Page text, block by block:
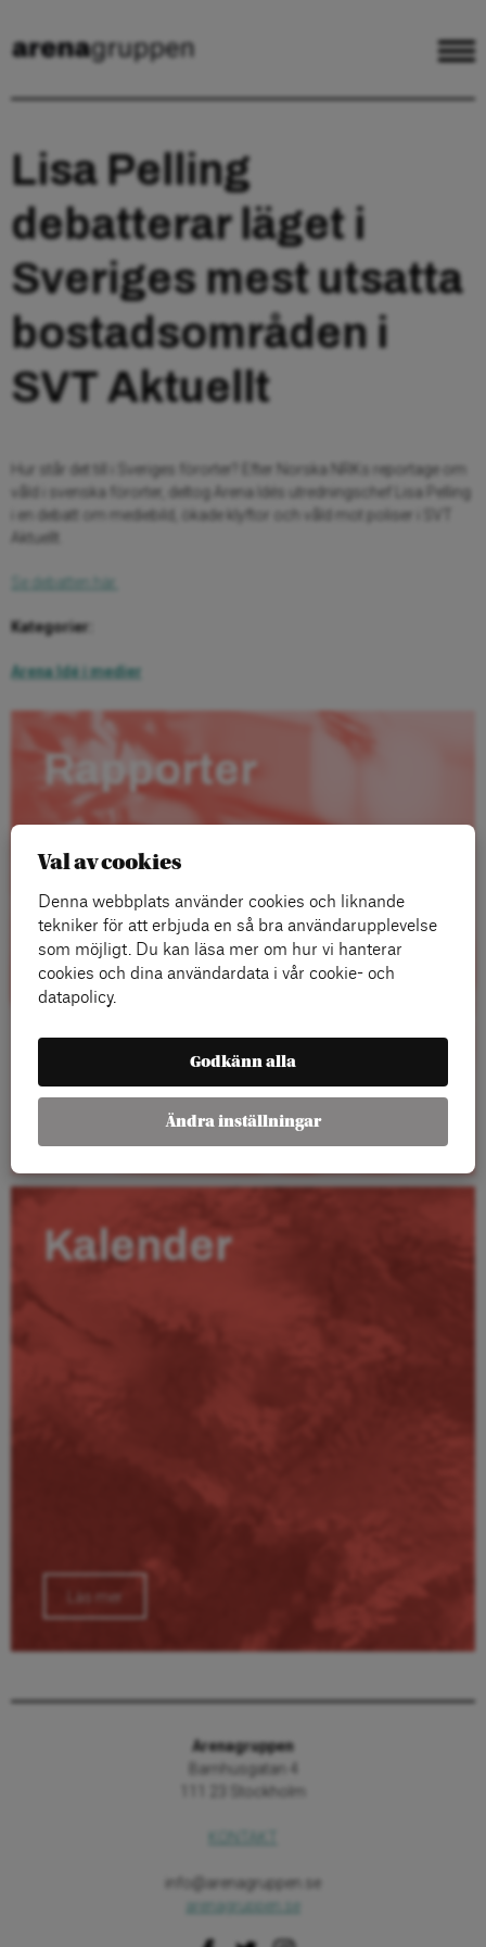
Lisa Pelling
debatterar läget i
Sveriges mest utsatta
bostadsområden i
SVT Aktuellt
Hur står det till i Sveriges förorter? Efter Norska NRKs reportage om
våld i svenska förorter, deltog Arena Idés utredningschef Lisa Pelling
i en debatt om mediebild, ökade klyftor och våld mot poliser i SVT
Aktuellt.
Se debatten här.
Kategorier:
Arena Idé i medier
Rapporter
Kalender
Läs mer
Arenagruppen
Barnhusgatan 4
111 23 Stockholm
info@arenagruppen.se
arenagruppen.se
Val av cookies
Denna webbplats använder cookies och liknande
tekniker för att erbjuda en så bra användarupplevelse
som möjligt. Du kan läsa mer om hur vi hanterar
cookies och dina användardata i vår cookie- och
datapolicy.
Godkänn alla
Ändra inställningar